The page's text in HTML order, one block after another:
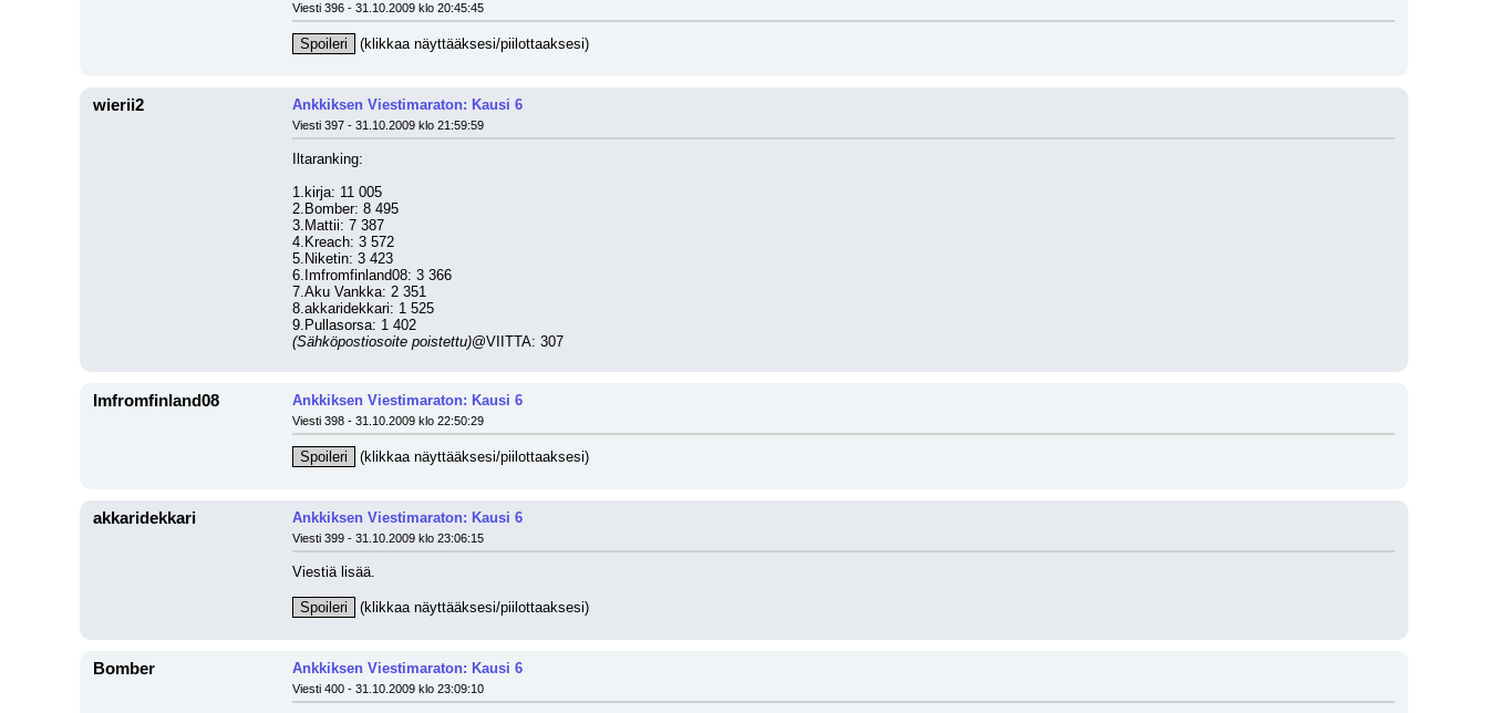
Viesti 396 - 31.10.2009 klo 20:45:45
Spoileri (klikkaa näyttääksesi/piilottaaksesi)
wierii2 Ankkiksen Viestimaraton: Kausi 6
Viesti 397 - 31.10.2009 klo 21:59:59
Iltaranking:
1.kirja: 11 005
2.Bomber: 8 495
3.Mattii: 7 387
4.Kreach: 3 572
5.Niketin: 3 423
6.Imfromfinland08: 3 366
7.Aku Vankka: 2 351
8.akkaridekkari: 1 525
9.Pullasorsa: 1 402
(Sähköpostiosoite poistettu)@VIITTA: 307
Imfromfinland08 Ankkiksen Viestimaraton: Kausi 6
Viesti 398 - 31.10.2009 klo 22:50:29
Spoileri (klikkaa näyttääksesi/piilottaaksesi)
akkaridekkari Ankkiksen Viestimaraton: Kausi 6
Viesti 399 - 31.10.2009 klo 23:06:15
Viestiä lisää.
Spoileri (klikkaa näyttääksesi/piilottaaksesi)
Bomber Ankkiksen Viestimaraton: Kausi 6
Viesti 400 - 31.10.2009 klo 23:09:10